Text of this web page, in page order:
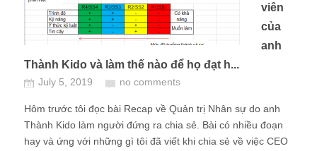
viên
của
anh
Thành Kido và làm thế nào để họ đạt h...
July 5, 2019 no comments
Hôm trước tôi đọc bài Recap về Quản trị Nhân sự do anh
Thành Kido làm người đứng ra chia sẻ. Bài có nhiều đoạn
hay và ứng với những gì tôi đã viết khi chia sẻ về việc CEO